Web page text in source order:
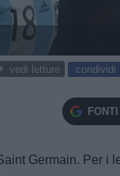
vedi letture condividi
Germain. Per i